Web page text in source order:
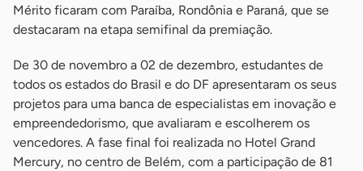
Mérito ficaram com Paraíba, Rondônia e Paraná, que se
destacaram na etapa semifinal da premiação.
De 30 de novembro a 02 de dezembro, estudantes de
todos os estados do Brasil e do DF apresentaram os seus
projetos para uma banca de especialistas em inovação e
empreendedorismo, que avaliaram e escolherem os
vencedores. A fase final foi realizada no Hotel Grand
Mercury, no centro de Belém, com a participação de 81